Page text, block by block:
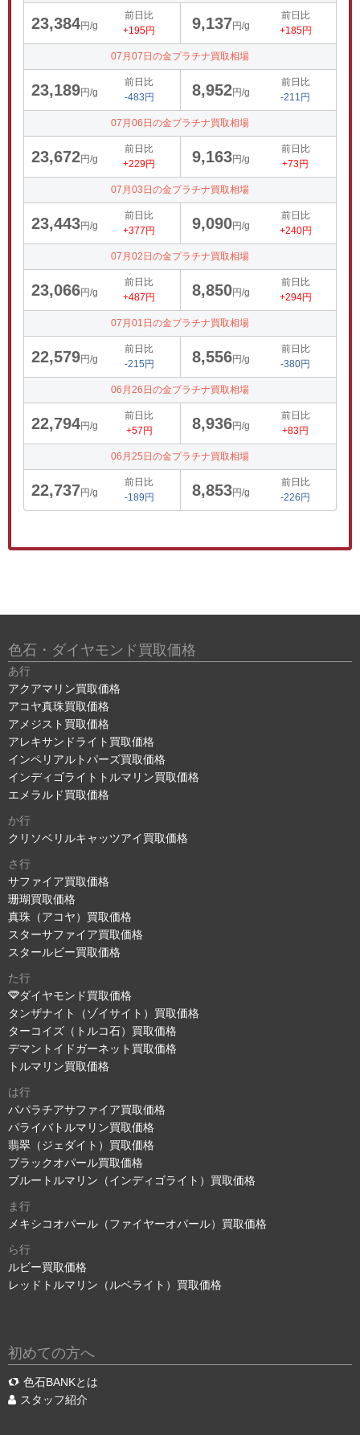
23,384円/g
前日比
+195円
9,137円/g
前日比
+185円
07月07日の金プラチナ買取相場
23,189円/g
前日比
-483円
8,952円/g
前日比
-211円
07月06日の金プラチナ買取相場
23,672円/g
前日比
+229円
9,163円/g
前日比
+73円
07月03日の金プラチナ買取相場
23,443円/g
前日比
+377円
9,090円/g
前日比
+240円
07月02日の金プラチナ買取相場
23,066円/g
前日比
+487円
8,850円/g
前日比
+294円
07月01日の金プラチナ買取相場
22,579円/g
前日比
-215円
8,556円/g
前日比
-380円
06月26日の金プラチナ買取相場
22,794円/g
前日比
+57円
8,936円/g
前日比
+83円
06月25日の金プラチナ買取相場
22,737円/g
前日比
-189円
8,853円/g
前日比
-226円
色石・ダイヤモンド買取価格
あ行
アクアマリン買取価格
アコヤ真珠買取価格
アメジスト買取価格
アレキサンドライト買取価格
インペリアルトパーズ買取価格
インディゴライトトルマリン買取価格
エメラルド買取価格
か行
クリソベリルキャッツアイ買取価格
さ行
サファイア買取価格
珊瑚買取価格
真珠（アコヤ）買取価格
スターサファイア買取価格
スタールビー買取価格
た行
ダイヤモンド買取価格
タンザナイト（ゾイサイト）買取価格
ターコイズ（トルコ石）買取価格
デマントイドガーネット買取価格
トルマリン買取価格
は行
パパラチアサファイア買取価格
パライバトルマリン買取価格
翡翠（ジェダイト）買取価格
ブラックオパール買取価格
ブルートルマリン（インディゴライト）買取価格
ま行
メキシコオパール（ファイヤーオパール）買取価格
ら行
ルビー買取価格
レッドトルマリン（ルベライト）買取価格
初めての方へ
色石BANKとは
スタッフ紹介